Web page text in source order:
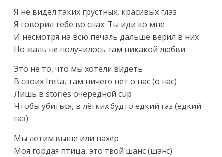
Я не видел таких грустных, красивых глаз
Я говорил тебе во снах: Ты иди ко мне
И несмотря на всю печаль дальше верил в них
Но жаль не получилось там никакой любви
Это не то, что мы хотели видеть
В своих Insta, там ничего нет о нас (о нас)
Лишь в stories очередной cup
Чтобы убиться, в лёгких будто едкий газ (едкий
газ)
Мы летим выше или нахер
Моя гордая птица, это твой шанс (шанс)